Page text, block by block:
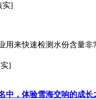
实]
来快速检测水份含量非
]
中，体验雪海交响的成长